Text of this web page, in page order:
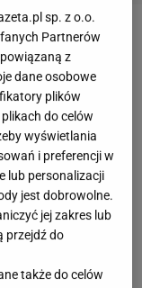
się w
od dłuższego
swoim
się także
miejsca na
od niej
mają być na
Kral
która
zamieszanie
sp. z o.o.
Partnerów
z
dane osobowe
plików
do celów
wyświetlania
i preferencji w
lub personalizacji
jest dobrowolne.
jej zakres lub
przejdź do
także do celów